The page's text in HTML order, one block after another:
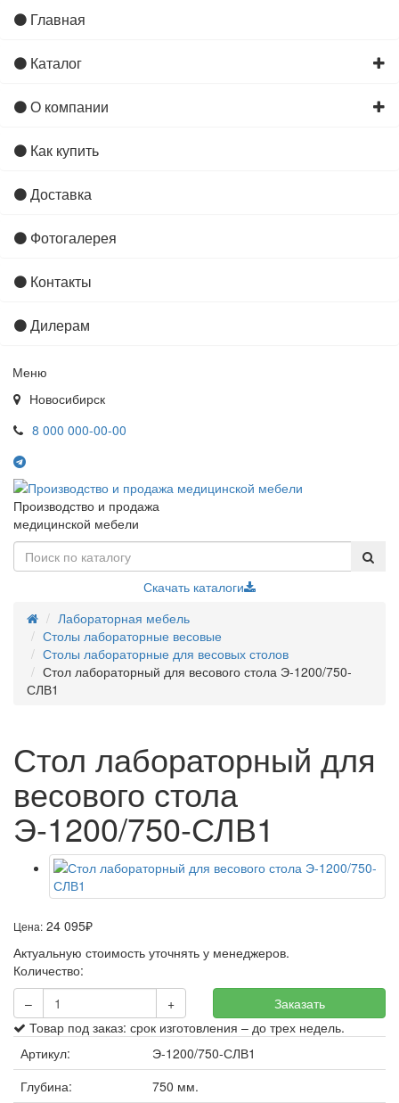
Главная
Каталог
О компании
Как купить
Доставка
Фотогалерея
Контакты
Дилерам
Меню
Новосибирск
8 000 000-00-00
Производство и продажа
медицинской мебели
Скачать каталоги
Лабораторная мебель
Столы лабораторные весовые
Столы лабораторные для весовых столов
Стол лабораторный для весового стола Э-1200/750-
СЛВ1
Стол лабораторный для
весового стола
Э-1200/750-СЛВ1
Цена: 24 095₽
Актуальную стоимость уточнять у менеджеров.
Количество:
–
+
Заказать
Товар под заказ: срок изготовления – до трех недель.
Артикул:
Э-1200/750-СЛВ1
Глубина:
750 мм.